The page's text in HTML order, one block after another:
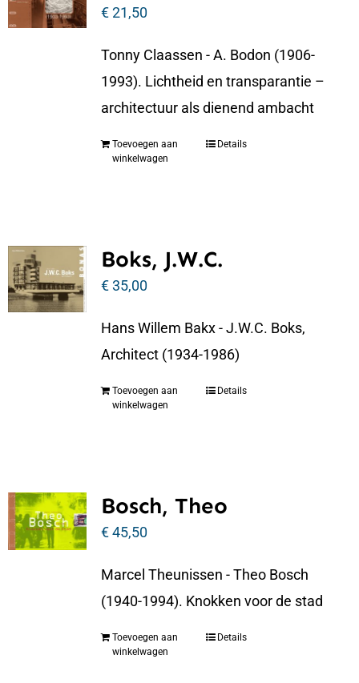
€21,50
Tonny Claassen - A. Bodon (1906-
1993). Lichtheid en transparantie –
architectuur als dienend ambacht
Toevoegen aan
winkelwagen
Details
Boks, J.W.C.
€35,00
Hans Willem Bakx - J.W.C. Boks,
Architect (1934-1986)
Toevoegen aan
winkelwagen
Details
Bosch, Theo
€45,50
Marcel Theunissen - Theo Bosch
(1940-1994). Knokken voor de stad
Toevoegen aan
winkelwagen
Details